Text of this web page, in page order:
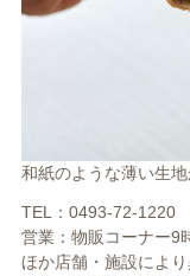
和紙のような薄い生
TEL：0493-72-1220
営業：物販コーナー9
ほか店舗・施設により